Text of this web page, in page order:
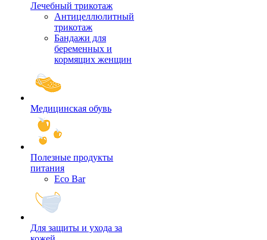
Лечебный трикотаж
Антицеллюлитный
трикотаж
Бандажи для
беременных и
кормящих женщин
Медицинская обувь
Полезные продукты
питания
Eco Bar
Для защиты и ухода за